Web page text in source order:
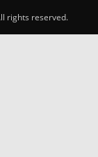
rights reserved.